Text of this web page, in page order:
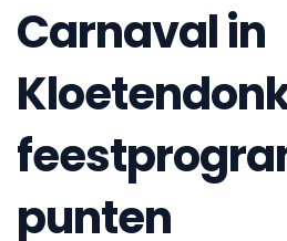
Carnaval in
punten